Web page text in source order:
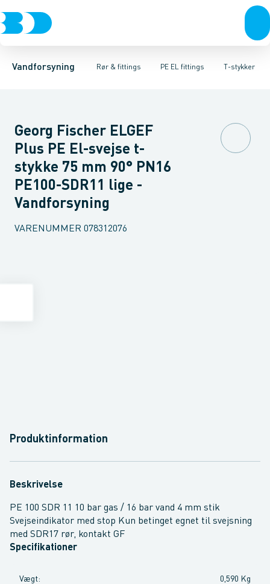
Vandforsyning Rør & fittings
Rør & fittingsKoblinger & anboringerMuffer, klemmer &
PE EL fittings
PE rørPE EL fittingsPE fittings Duktiljern fittings T-stykker
VinklerT-stykker SvejsemufferReduktionerAnboringssadler-
Georg Fischer ELGEF
Plus PE El-svejse t-
stykke 75 mm 90° PN16
PE100-SDR11 lige -
Vandforsyning
VARENUMMER 078312076
Produktinformation
Beskrivelse
PE 100 SDR 11 10 bar gas / 16 bar vand 4 mm stik
Svejseindikator med stop Kun betinget egnet til svejsning
med SDR17 rør, kontakt GF
Specifikationer
Vægt: 0,590 Kg